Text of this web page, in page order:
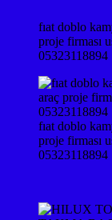
fıat doblo
proje firması
05323118894
fıat doblo
proje firması
05323118894